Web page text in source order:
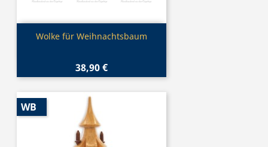
Vorschau
Wolke für Weihnachtsbaum
38,90 €
WB